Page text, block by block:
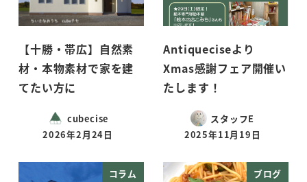
【十勝・帯広】自然素
材・本物素材で家を建
てたい方に
cubecise
投稿日
2026年2月24日
Antiqueciseより
Xmas感謝フェア開催い
たします！
スタッフE
投稿日
2025年11月19日
コラム ブログ